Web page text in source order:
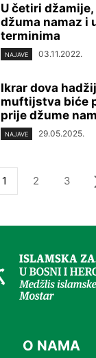
U četiri
džuma namaz i
terminima
NAJAVE 03.11.2022.
Ikrar dova
muftijstva biće
prije džume
NAJAVE 29.05.2025.
1 2 3
O NAMA